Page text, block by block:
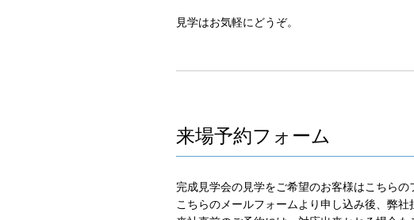
見学はお気軽にどうぞ。
来場予約フォーム
完成見学会の見学をご希望のお客様はこちら
こちらのメールフォームより申し込み後、弊社